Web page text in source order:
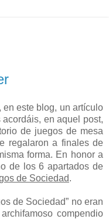
en este blog, un artículo
acordáis, en aquel post,
de juegos de mesa
regalaron a finales de
forma. En honor a
de los 6 apartados de
de Sociedad.
de Sociedad” no eran
compendio